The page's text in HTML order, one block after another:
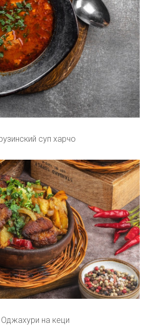
суп харчо
Оджахури на кеци